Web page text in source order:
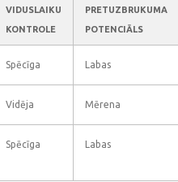
VIDUSLAIKU
KONTROLE
PRETUZBRUKUMA
POTENCIĀLS
Spēcīga Labas
Vidēja Mērena
Spēcīga Labas